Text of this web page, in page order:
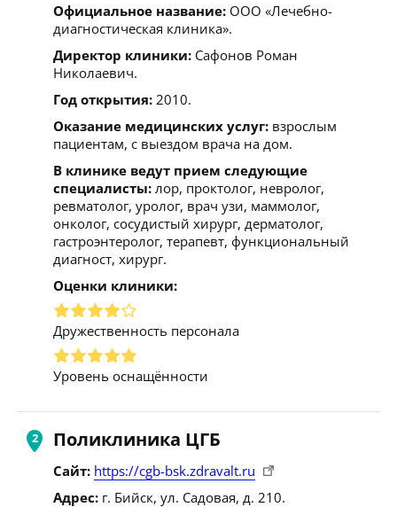
Официальное название: ООО «Лечебно-
диагностическая клиника».
Директор клиники: Сафонов Роман
Николаевич.
Год открытия: 2010.
Оказание медицинских услуг: взрослым
пациентам, с выездом врача на дом.
В клинике ведут прием следующие
специалисты: лор, проктолог, невролог,
ревматолог, уролог, врач узи, маммолог,
онколог, сосудистый хирург, дерматолог,
гастроэнтеролог, терапевт, функциональный
диагност, хирург.
Оценки клиники:
Дружественность персонала
Уровень оснащённости
Поликлиника ЦГБ
Сайт: https://cgb-bsk.zdravalt.ru
Адрес: г. Бийск, ул. Садовая, д. 210.